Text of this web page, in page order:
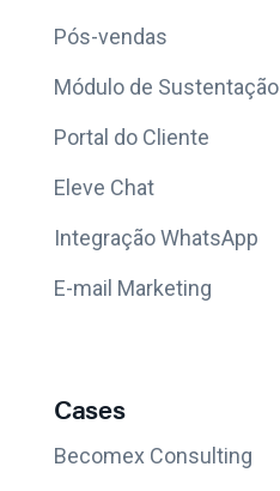
Pós-vendas
Módulo de Sustentação
Portal do Cliente
Eleve Chat
Integração WhatsApp
E-mail Marketing
Cases
Becomex Consulting